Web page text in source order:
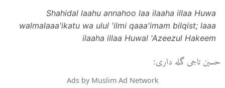
Shahidal laahu annahoo laa ilaaha illaa Huwa
walmalaaa'ikatu wa ulul 'ilmi qaaa'imam bilqist; laaa
ilaaha illaa Huwal 'Azeezul Hakeem
حسین تاجی گله داری:
Ads by Muslim Ad Network